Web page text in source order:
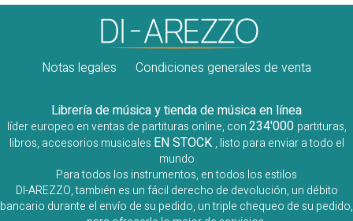
Notas legales Condiciones generales de venta
Librería de música y tienda de música en línea
líder europeo en ventas de partituras online, con234'000 partituras,
libros, accesorios musicales EN STOCK , listo para enviar a todo el
mundo
Para todos los instrumentos, en todos los estilos
DI-AREZZO, también es un fácil derecho de devolución, un débito
bancario durante el envío de su pedido, un triple chequeo de su pedido,